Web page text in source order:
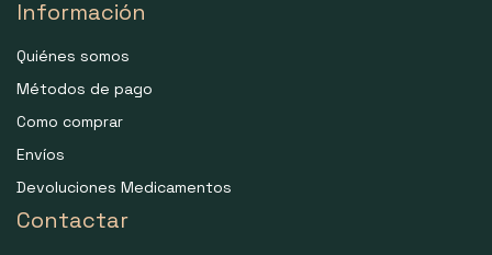
Información
Quiénes somos
Métodos de pago
Como comprar
Envíos
Devoluciones Medicamentos
Contactar